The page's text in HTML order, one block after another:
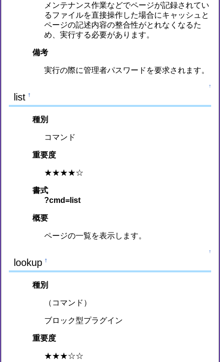
メンテナンス作業などでページが記録されてい
るファイルを直接操作した場合にキャッシュと
ページの記述内容の整合性がとれなくなるた
め、実行する必要があります。
備考
実行の際に管理者パスワードを要求されます。
↑
list †
種別
コマンド
重要度
★★★★☆
書式
?cmd=list
概要
ページの一覧を表示します。
↑
lookup †
種別
（コマンド）
ブロック型プラグイン
重要度
★★★☆☆